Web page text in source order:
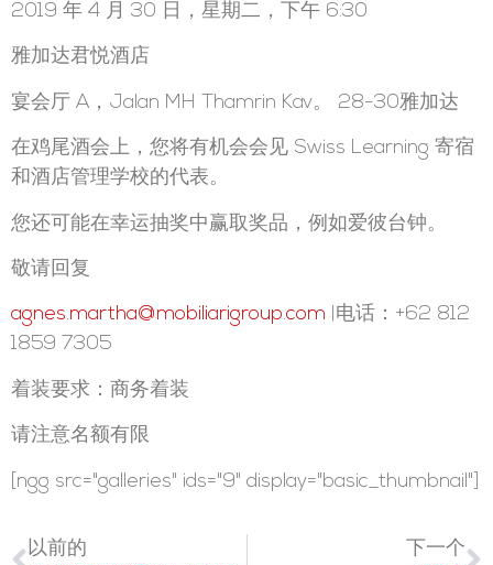
2019 年 4 月 30 日，星期二，下午 6:30
雅加达君悦酒店
宴会厅 A，Jalan MH Thamrin Kav。 28-30雅加达
在鸡尾酒会上，您将有机会会见 Swiss Learning 寄宿
和酒店管理学校的代表。
您还可能在幸运抽奖中赢取奖品，例如爱彼台钟。
敬请回复
agnes.martha@mobiliarigroup.com |电话：+62 812
1859 7305
着装要求：商务着装
请注意名额有限
[ngg src="galleries" ids="9" display="basic_thumbnail"]
以前的 下一个